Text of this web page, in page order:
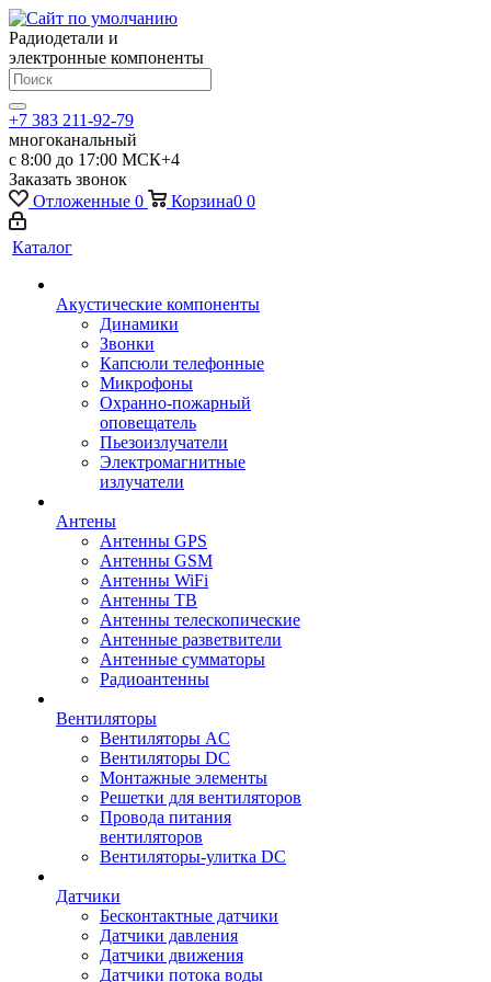
Радиодетали и
электронные компоненты
+7 383 211-92-79
многоканальный
с 8:00 до 17:00 МСК+4
Заказать звонок
Отложенные 0 Корзина0 0
Каталог
Акустические компоненты
Динамики
Звонки
Капсюли телефонные
Микрофоны
Охранно-пожарный
оповещатель
Пьезоизлучатели
Электромагнитные
излучатели
Антены
Антенны GPS
Антенны GSM
Антенны WiFi
Антенны ТВ
Антенны телескопические
Антенные разветвители
Антенные сумматоры
Радиоантенны
Вентиляторы
Вентиляторы AC
Вентиляторы DC
Монтажные элементы
Решетки для вентиляторов
Провода питания
вентиляторов
Вентиляторы-улитка DC
Датчики
Бесконтактные датчики
Датчики давления
Датчики движения
Датчики потока воды